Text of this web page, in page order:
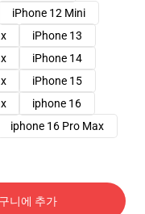
iPhone 12 Mini
iPhone 13
iPhone 14
iPhone 15
iphone 16
iphone 16 Pro Max
니에 추가